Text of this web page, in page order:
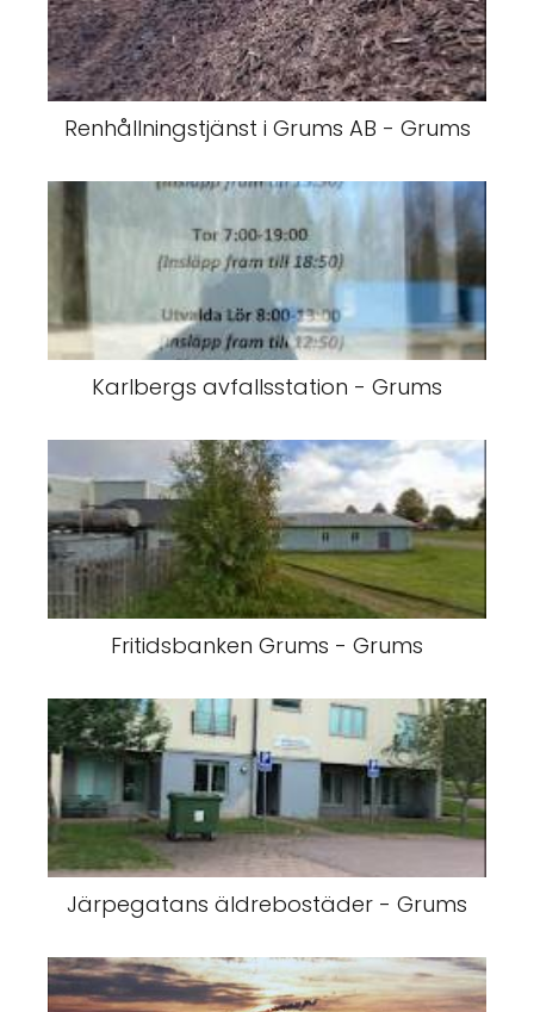
Renhållningstjänst i Grums AB - Grums
Karlbergs avfallsstation - Grums
Fritidsbanken Grums - Grums
Järpegatans äldrebostäder - Grums